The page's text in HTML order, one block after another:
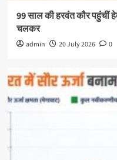
99 साल की हरवंत कौर पहुंचीं
चलकर
admin 20 July 2026 0